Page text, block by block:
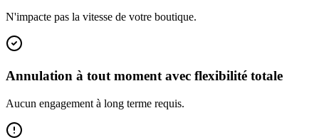
N'impacte pas la vitesse de votre boutique.
Annulation à tout moment avec flexibilité totale
Aucun engagement à long terme requis.